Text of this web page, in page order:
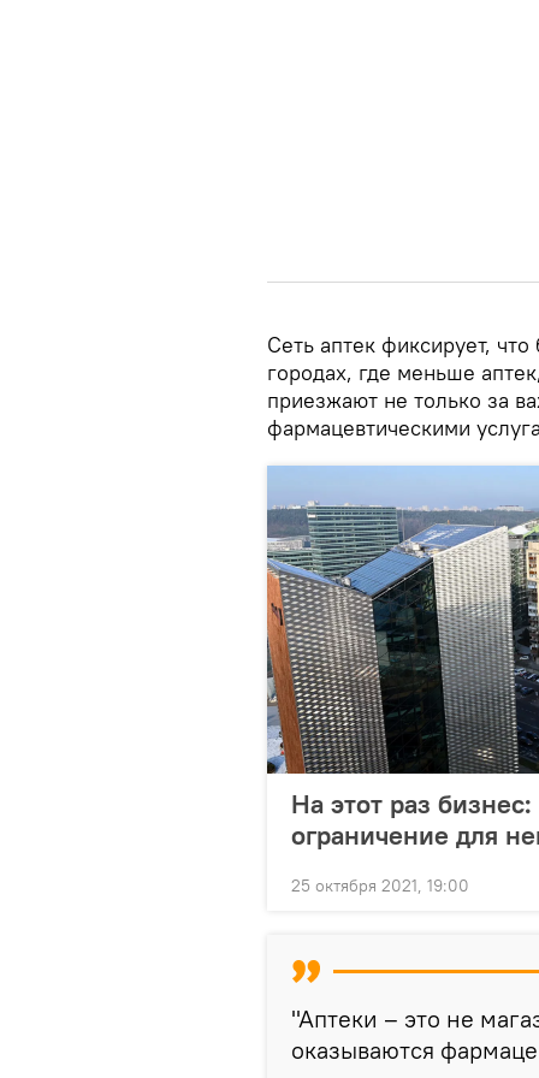
Сеть аптек фиксирует,
городах, где меньше
приезжают не только за
фармацевтическими
На этот раз
ограничение для
25 октября 2021, 19:00
"Аптеки – это не
оказываются